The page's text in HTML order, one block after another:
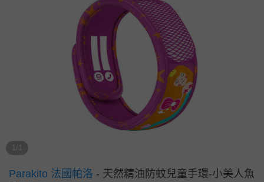
1/1
Parakito 法國帕洛 - 天然精油防蚊兒童手環-小美人魚